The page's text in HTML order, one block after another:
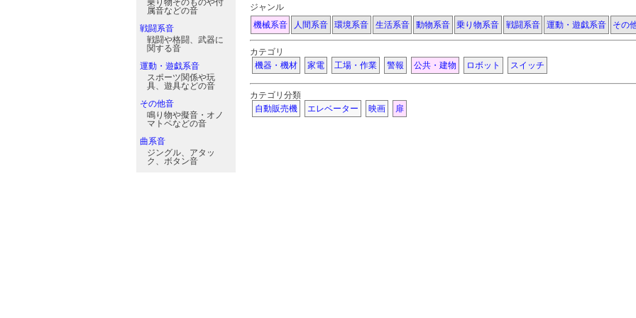
乗り物そのものや付
属音などの音
戦闘系音
戦闘や格闘、武器に
関する音
運動・遊戯系音
スポーツ関係や玩
具、遊具などの音
その他音
鳴り物や擬音・オノ
マトペなどの音
曲系音
ジングル、アタッ
ク、ボタン音
ジャンル
機械系音
人間系音 環境系音 生活系音 動物系音 乗り物系音 戦闘系音 運動・遊戯系音 その
カテゴリ
機器・機材
家電 工場・作業 警報 公共・建物 ロボット スイッチ
カテゴリ分類
自動販売機
エレベーター 映画 扉